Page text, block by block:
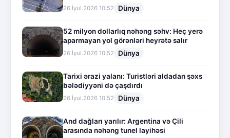
26.İyul.2026 10:52 Dünya
52 milyon dollarlıq nəhəng səhv: Heç yerə
aparmayan yol görənləri heyrətə salır
26.İyul.2026 10:52 Dünya
Tarixi ərazi yalanı: Turistləri aldadan şəxs
bələdiyyəni də çaşdırdı
26.İyul.2026 10:52 Dünya
And dağları yarılır: Argentina və Çili
arasında nəhəng tunel layihəsi